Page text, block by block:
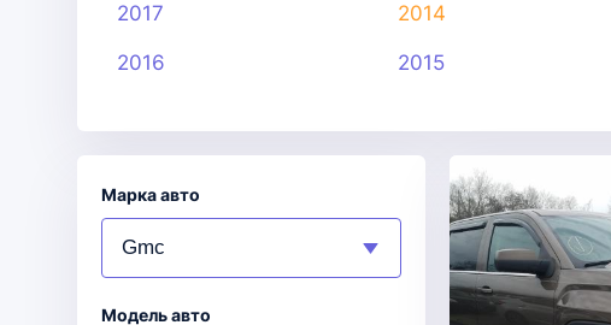
2017
2016
2014
2015
Марка авто
Модель авто